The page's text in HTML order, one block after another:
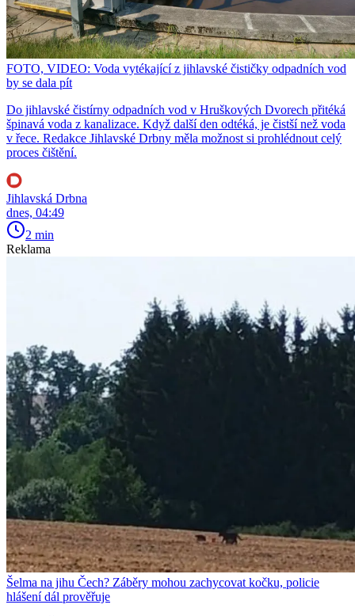
FOTO, VIDEO: Voda vytékající z jihlavské čističky odpadních vod
by se dala pít
Do jihlavské čistírny odpadních vod v Hruškových Dvorech přitéká
špinavá voda z kanalizace. Když další den odtéká, je čistší než voda
v řece. Redakce Jihlavské Drbny měla možnost si prohlédnout celý
proces čištění.
Jihlavská Drbna
dnes, 04:49
2 min
Reklama
Šelma na jihu Čech? Záběry mohou zachycovat kočku, policie
hlášení dál prověřuje